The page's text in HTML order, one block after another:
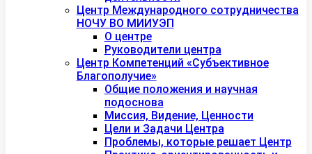
Центр Международного сотрудничества
НОЧУ ВО МИИУЭП
О центре
Руководители центра
Центр Компетенций «Субъективное
Благополучие»
Общие положения и научная
подоснова
Миссия, Видение, Ценности
Цели и Задачи Центра
Проблемы, которые решает Центр